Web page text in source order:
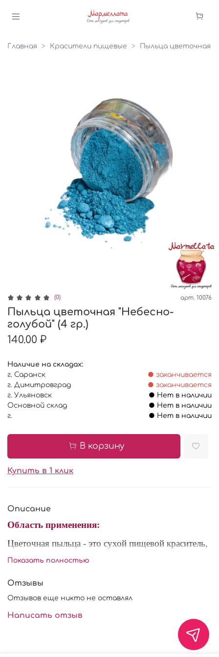
Главная Красители пищевые Пыльца цветочная
(0) арт. 10076
Пыльца цветочная "Небесно-
голубой" (4 гр.)
140.00 ₽
Наличие на складах:
г. Саранск
● заканчивается
г. Димитровград
● заканчивается
г. Ульяновск
● Нет в наличии
Основной склад
● Нет в наличии
г.
● Нет в наличии
В корзину
Купить в 1 клик
Описание
Область применения:
Цветочная пыльца - это сухой пищевой краситель,
предназначенный для тонирования готовых
декора). Цветочная пыльца наносится сухой
для получения более насыщенных оттенков. Такой
краситель незаменим для предания реалистичности
Показать полностью
Отзывы
Отзывов еще никто не оставлял
Написать отзыв